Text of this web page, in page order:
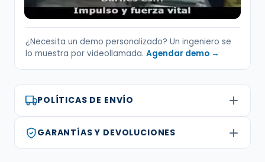
¿Necesita un demo personalizado? Un ingeniero se
lo muestra por videollamada. Agendar demo →
POLÍTICAS DE ENVÍO
GARANTÍAS Y DEVOLUCIONES